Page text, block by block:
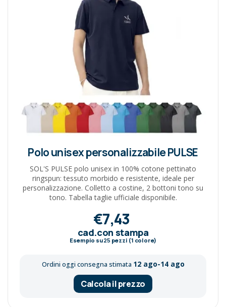
Polo unisex personalizzabile PULSE
SOL'S PULSE polo unisex in 100% cotone pettinato
ringspun: tessuto morbido e resistente, ideale per
personalizzazione. Colletto a costine, 2 bottoni tono su
tono. Tabella taglie ufficiale disponibile.
€7,43
cad.con stampa
Esempio su25 pezzi (1 colore)
Ordini oggi consegna stimata 12 ago-14 ago
Calcola il prezzo